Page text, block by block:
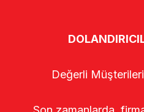
Değerli